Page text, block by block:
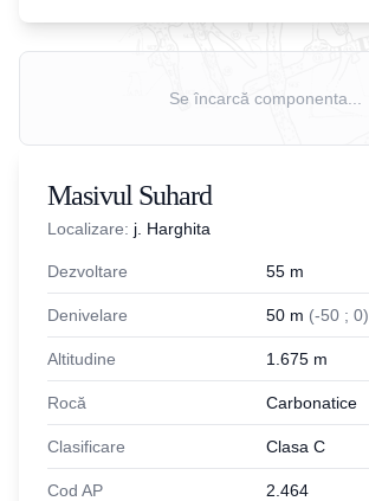
Se încarcă componenta...
Masivul Suhard
Localizare: j. Harghita
Dezvoltare 55 m
Denivelare 50 m (-50 ; 0)
Altitudine 1.675 m
Rocă Carbonatice
Clasificare Clasa C
Cod AP 2.464